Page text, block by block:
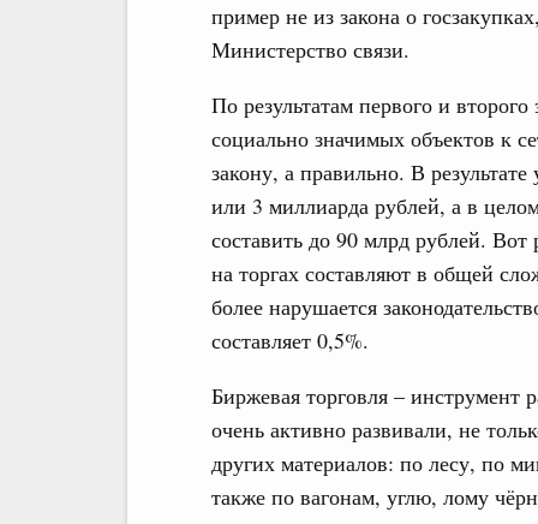
пример не из закона о
Министерство связи.
По результатам первого и
социально значимых объектов к
закону, а правильно. В
или 3 миллиарда рублей, а в
составить до 90 млрд рублей.
на торгах составляют в общей
более нарушается
составляет 0,5%.
Биржевая торговля –
очень активно развивали, не
других материалов: по лесу, по
также по вагонам, углю, лому